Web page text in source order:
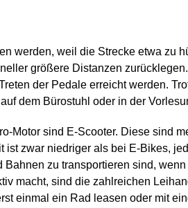
werden, weil die Strecke etwa zu
größere Distanzen
der Pedale erreicht werden.
dem Bürostuhl oder in der
Motor sind E-Scooter. Diese sind
zwar niedriger als bei E-Bikes,
zu transportieren sind,
macht, sind die zahlreichen
einmal ein Rad leasen oder mit